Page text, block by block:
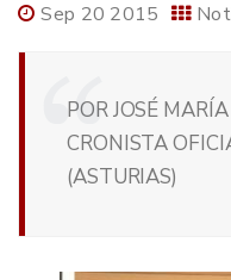
Sep 20 2015
POR JOSÉ
CRONISTA
(ASTURIAS)